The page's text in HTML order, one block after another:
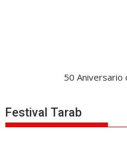
50
Festival Tarab